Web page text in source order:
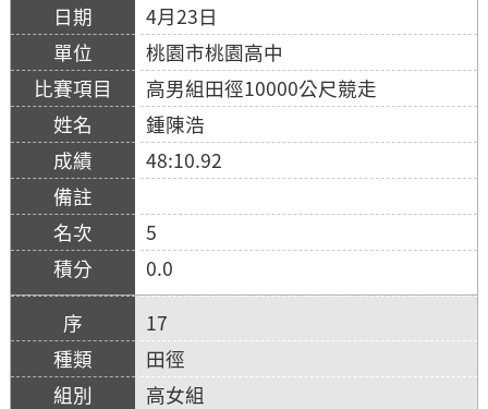
4月23日
桃園市桃園高中
高男組田徑10000公尺競走
鍾陳浩
48:10.92
5
0.0
17
田徑
高女組